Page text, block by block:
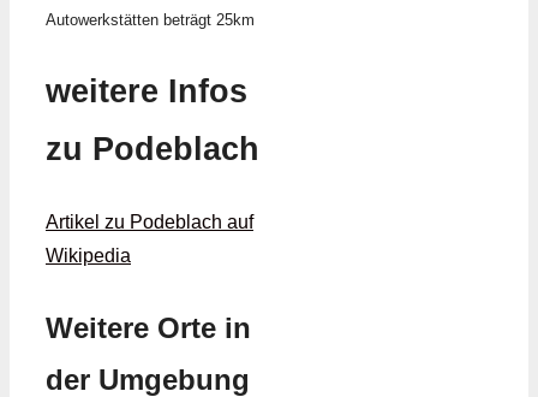
Autowerkstätten beträgt 25km
weitere Infos
zu Podeblach
Artikel zu Podeblach auf
Wikipedia
Weitere Orte in
der Umgebung